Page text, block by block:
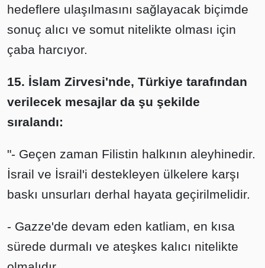
hedeflere ulaşılmasını sağlayacak biçimde
sonuç alıcı ve somut nitelikte olması için
çaba harcıyor.
15. İslam Zirvesi'nde, Türkiye tarafından
verilecek mesajlar da şu şekilde
sıralandı:
"- Geçen zaman Filistin halkının aleyhinedir.
İsrail ve İsrail'i destekleyen ülkelere karşı
baskı unsurları derhal hayata geçirilmelidir.
- Gazze'de devam eden katliam, en kısa
sürede durmalı ve ateşkes kalıcı nitelikte